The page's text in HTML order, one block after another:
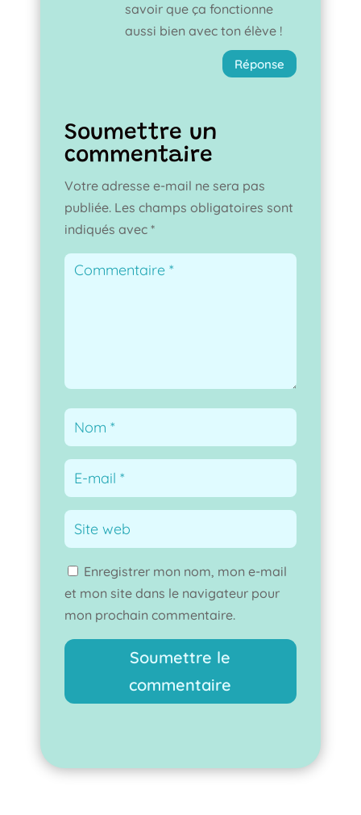
savoir que ça fonctionne
aussi bien avec ton élève !
Réponse
Soumettre un
commentaire
Votre adresse e-mail ne sera pas
publiée. Les champs obligatoires sont
indiqués avec *
Enregistrer mon nom, mon e-mail
et mon site dans le navigateur pour
mon prochain commentaire.
Soumettre le
commentaire